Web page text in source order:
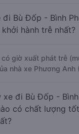
đi Bù Đốp - Bình
hành trễ nhất?
giờ xuất phát trễ
nhà xe Phương Anh
xe đi Bù Đốp -
có chất lượng